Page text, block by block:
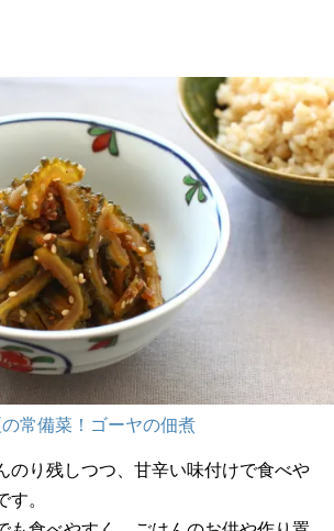
常備菜！ゴーヤの佃煮
のり残しつつ、甘辛い味付けで食べや
。